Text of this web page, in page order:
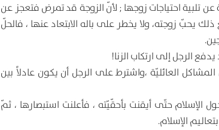
تلبية احتياجات زوجها ; لأنّ الزوجة قد تمرض فتعجز عن
يحبّ زوجته، ولا يخطر على باله الابتعاد عنها ، فالحلّ
الرجل إلى ارتكاب الزنا!
العائليّة ،واشترط على الرجل أن يكون عادلاً بين
حتّى أيقنت بأحقّيّته ، فأعلنت استبصارها ، ثمّ
الإسلام.